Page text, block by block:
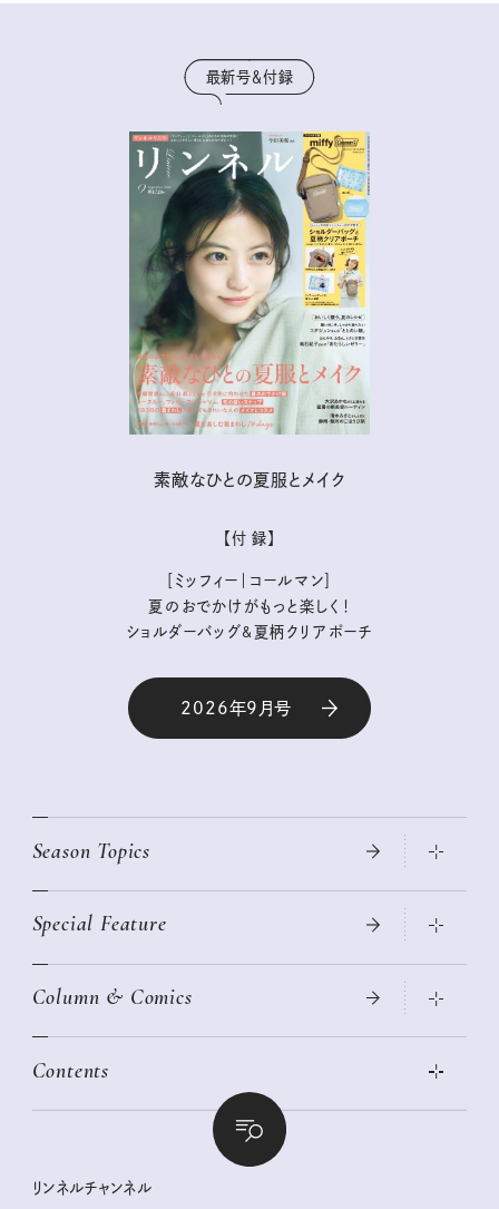
最新号＆付録
素敵なひとの夏服とメイク
【付 録】
［ミッフィー｜コールマン］
夏のおでかけがもっと楽しく！
ショルダーバッグ&夏柄クリアポーチ
2026年9月号
Season Topics
真夏のひんやりグッズ 2026
ニトリ・イケア・無印良品で賢くおしゃれなインテリア
絶品、お餅レシピ大集合！
世界のサンタさんに会って来た！
クラフトビール案内
Special Feature
2026年春夏 トレンドファッションニュース
女子旅おすすめスポット 暮らすように心地いいリンネル旅ガイ
幸せな老後のための リンネルマネー講座
私の住むまち、好きな場所。LOCAL LIFE REPORT
リンネル 暮らしの道具大賞
Column & Comics
ぐれいさん
明日もいい日になりますように
清水みさとの食いしんぼう寄り道サウナ
Contents
リンネルおしゃれファッションスナップ
リンネル暮らし部
リンネルチャンネル